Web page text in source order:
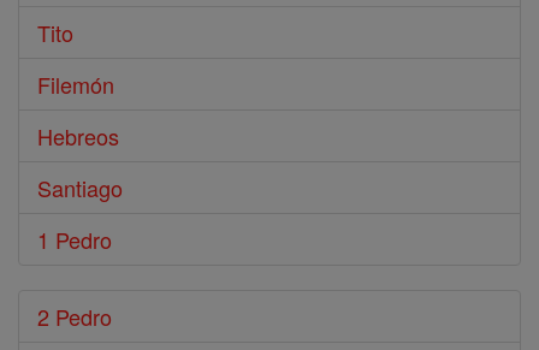
Tito
Filemón
Hebreos
Santiago
1 Pedro
2 Pedro